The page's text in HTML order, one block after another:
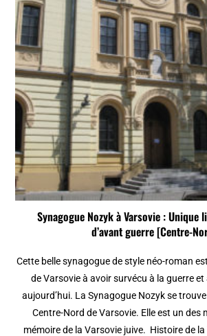
Synagogue Nozyk à Varsovie : Unique
d’avant guerre [Centre-
Cette belle synagogue de style néo-roman
de Varsovie à avoir survécu à la guerre et
aujourd’hui. La Synagogue Nozyk se
Centre-Nord de Varsovie. Elle est un des
mémoire de la Varsovie juive. Histoire de